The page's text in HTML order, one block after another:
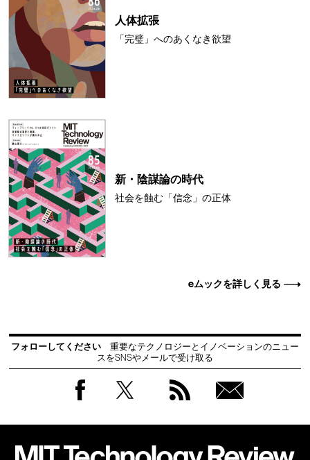
人体拡張
「完璧」へのあくなき欲望
新・陰謀論の時代
社会を蝕む「信念」の正体
eムックを詳しく見る
フォローしてください
重要なテクノロジーとイノベーションのニュー
スをSNSやメールで受け取る